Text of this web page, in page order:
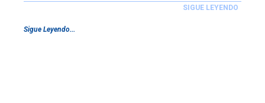
SIGUE LEYENDO
Sigue Leyendo...